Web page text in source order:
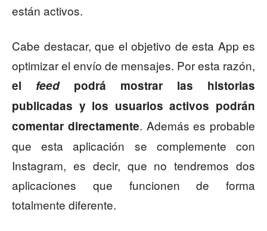
están activos.
Cabe destacar, que el objetivo de esta App es
optimizar el envío de mensajes. Por esta razón,
el feedpodrá mostrar las historias
publicadas y los usuarios activos podrán
comentar directamente. Además es probable
que esta aplicación se complemente con
Instagram, es decir, que no tendremos dos
aplicaciones que funcionen de forma
totalmente diferente.